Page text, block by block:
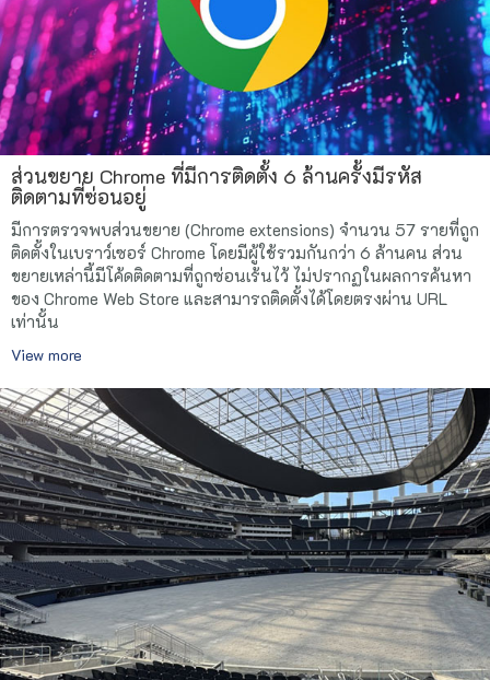
ส่วนขยาย Chrome ที่มีการติดตั้ง 6 ล้านครั้งมีรหัส
ติดตามที่ซ่อนอยู่
มีการตรวจพบส่วนขยาย (Chrome extensions) จำนวน 57 รายที่ถูก
ติดตั้งในเบราว์เซอร์ Chrome โดยมีผู้ใช้รวมกันกว่า 6 ล้านคน ส่วน
ขยายเหล่านี้มีโค้ดติดตามที่ถูกซ่อนเร้นไว้ ไม่ปรากฏในผลการค้นหา
ของ Chrome Web Store และสามารถติดตั้งได้โดยตรงผ่าน URL
เท่านั้น
View more